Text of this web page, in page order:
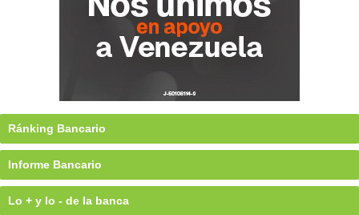
Ránking Bancario
Informe Bancario
Lo + y lo - de la banca